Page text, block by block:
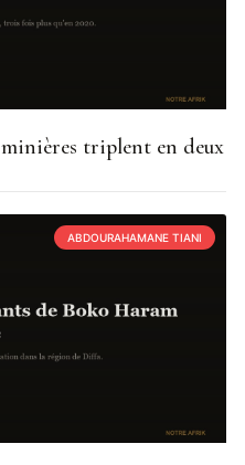
triplent en deux
ABDOURAHAMANE TIANI